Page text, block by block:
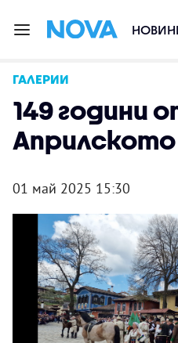
ГАЛЕРИИ
149 години
01 май 2025 15:30